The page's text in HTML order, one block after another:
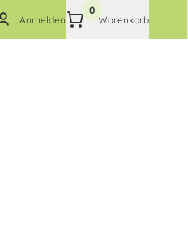
Anmelden
0
Warenkorb